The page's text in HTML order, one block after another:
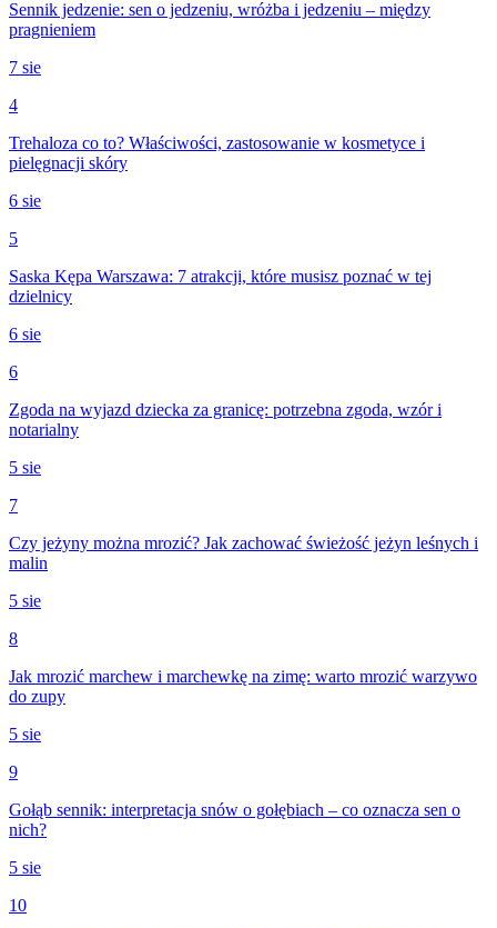
Sennik jedzenie: sen o jedzeniu, wróżba i jedzeniu – między
pragnieniem
7 sie
4
Trehaloza co to? Właściwości, zastosowanie w kosmetyce i
pielęgnacji skóry
6 sie
5
Saska Kępa Warszawa: 7 atrakcji, które musisz poznać w tej
dzielnicy
6 sie
6
Zgoda na wyjazd dziecka za granicę: potrzebna zgoda, wzór i
notarialny
5 sie
7
Czy jeżyny można mrozić? Jak zachować świeżość jeżyn leśnych i
malin
5 sie
8
Jak mrozić marchew i marchewkę na zimę: warto mrozić warzywo
do zupy
5 sie
9
Gołąb sennik: interpretacja snów o gołębiach – co oznacza sen o
nich?
5 sie
10